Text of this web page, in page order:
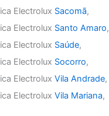
Electrolux Sacomã,
Electrolux Santo Amaro,
Electrolux Saúde,
Electrolux Socorro,
ElectroluxVila Andrade,
ElectroluxVila Mariana,